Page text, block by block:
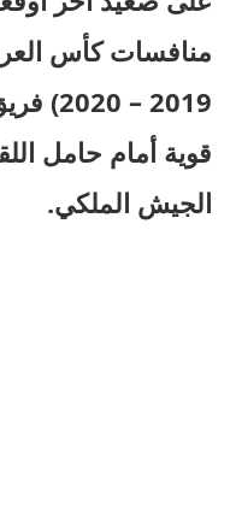
منافسات كأس
2019
قوية أمام حامل
الجيش الملكي.